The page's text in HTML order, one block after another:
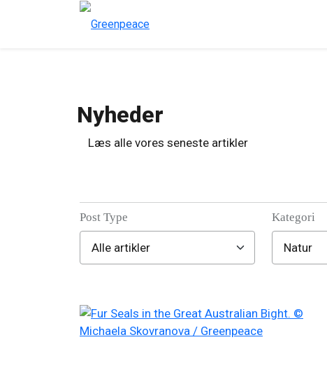
Nyheder
Læs alle vores seneste artikler
Filter posts
Post Type Kategori
Filtered results